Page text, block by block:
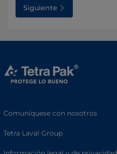
Siguiente
Comuníquese con nosotros
Tetra Laval Group